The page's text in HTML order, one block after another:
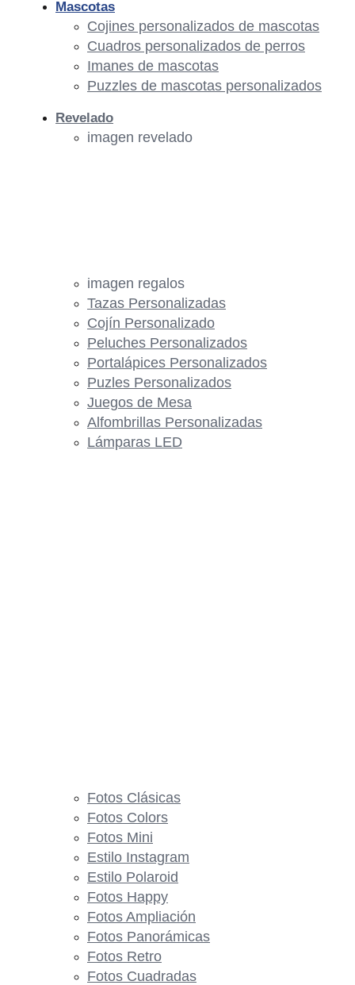
imagen regalos
Tazas Personalizadas
Cojín Personalizado
Peluches Personalizados
Portalápices Personalizados
Puzles Personalizados
Juegos de Mesa
Alfombrillas Personalizadas
Lámparas LED
Mascotas
Cojines personalizados de mascotas
Cuadros personalizados de perros
Imanes de mascotas
Puzzles de mascotas personalizados
Revelado
imagen revelado
Fotos Clásicas
Fotos Colors
Fotos Mini
Estilo Instagram
Estilo Polaroid
Fotos Happy
Fotos Ampliación
Fotos Panorámicas
Fotos Retro
Fotos Cuadradas